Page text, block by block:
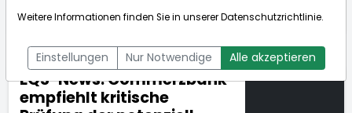
NEWSBOT
EQS-News: Commerzbank
empfiehlt kritische
Weitere Informationen finden Sie in unsererDatenschutzrichtlinie.
Einstellungen Nur Notwendige Alle akzeptieren